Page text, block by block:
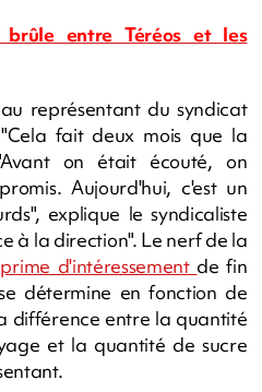
entre Téréos et les
représentant du syndicat
fait deux mois que la
on était écouté, on
Aujourd'hui, c'est un
explique le syndicaliste
à la direction". Le nerf de la
d'intéressement de fin
détermine en fonction de
différence entre la quantité
et la quantité de sucre